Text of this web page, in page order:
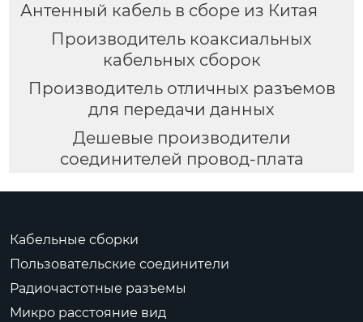
Антенный кабель в сборе из Китая
Производитель коаксиальных
кабельных сборок
Производитель отличных разъемов
для передачи данных
Дешевые производители
соединителей провод-плата
Кабельные сборки
Пользовательские соединители
Радиочастотные разъемы
Микро расстояние вид